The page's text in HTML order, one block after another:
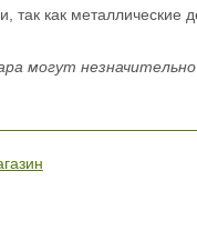
как металлические
могут